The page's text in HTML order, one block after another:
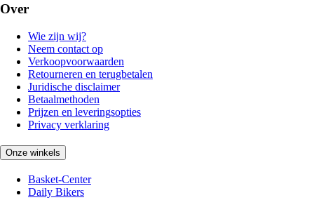
Over
Wie zijn wij?
Neem contact op
Verkoopvoorwaarden
Retourneren en terugbetalen
Juridische disclaimer
Betaalmethoden
Prijzen en leveringsopties
Privacy verklaring
Onze winkels
Basket-Center
Daily Bikers